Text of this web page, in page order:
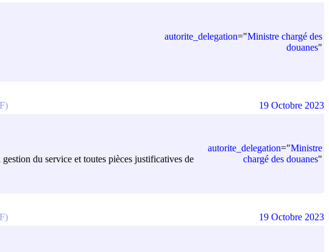
autorite_delegation="Ministre chargé des
douanes"
du service et toutes pièces justificatives de
autorite_delegation="Ministre
chargé des douanes"
19 Octobre 2023
19 Octobre 2023